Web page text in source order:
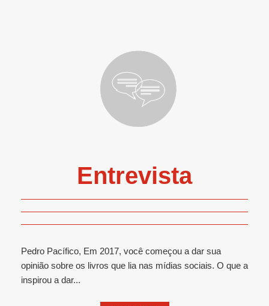
Entrevista
Pedro Pacífico, Em 2017, você começou a dar sua
opinião sobre os livros que lia nas mídias sociais. O que a
inspirou a dar...